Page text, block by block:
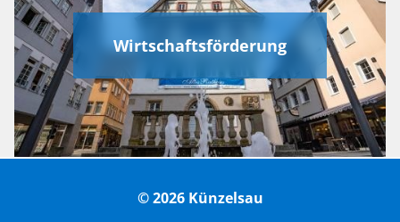
Wirtschaftsförderung
© 2026 Künzelsau